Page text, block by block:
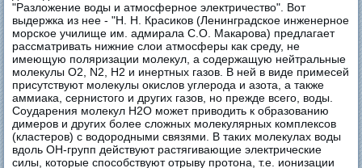
"Разложение воды и атмосферное электричество". Вот
выдержка из нее - "Н. Н. Красиков (Ленинградское инженерное
морское училище им. адмирала С.О. Макарова) предлагает
рассматривать нижние слои атмосферы как среду, не
имеющую поляризации молекул, а содержащую нейтральные
молекулы O2, N2, H2 и инертных газов. В ней в виде примесей
присутствуют молекулы окислов углерода и азота, а также
аммиака, сернистого и других газов, но прежде всего, воды.
Соударения молекул H2O может приводить к образованию
димеров и других более сложных молекулярных комплексов
(кластеров) с водородными связями. В таких молекулах воды
вдоль OH-групп действуют растягивающие электрические
силы, которые способствуют отрыву протона, т.е. ионизации